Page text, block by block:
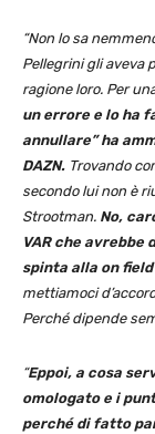
“Non lo sa
Pellegrini gli aveva
ragione loro. Per
un errore e lo ha
annullare” ha
DAZN. Trovando
secondo lui non è
Strootman. No,
VAR che
spinta alla on
mettiamoci
Perché dipende
“Eppoi, a cosa
omologato e i
perché di fatto